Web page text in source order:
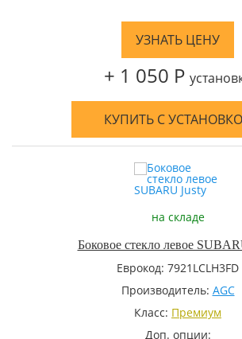
УЗНАТЬ ЦЕНУ
+ 1 050 Р
КУПИТЬ С
на складе
Боковое стекло левое
Еврокод: 7921LCLH3FD
Производитель: AGC
Класс: Премиум
Доп. опции: